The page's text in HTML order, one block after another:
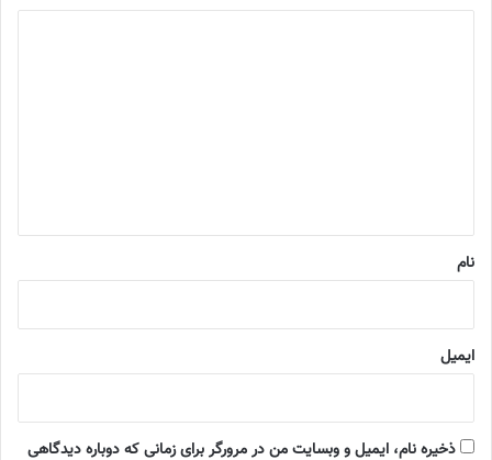
نام
ایمیل
ذخیره نام، ایمیل و وبسایت من در مرورگر برای زمانی که دوباره دیدگاهی